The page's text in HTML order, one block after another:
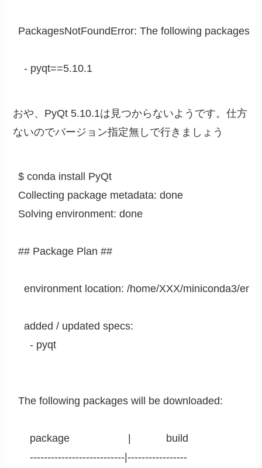
PackagesNotFoundError: The following packages
  - pyqt==5.10.1
おや、PyQt 5.10.1は見つからないようです。仕方
ないのでバージョン指定無しで行きましょう
$ conda install PyQt
Collecting package metadata: done
Solving environment: done
## Package Plan ##
environment location: /home/XXX/miniconda3/
  added / updated specs:
    - pyqt
The following packages will be downloaded:
    package                    |            build
    ---------------------------|-----------------